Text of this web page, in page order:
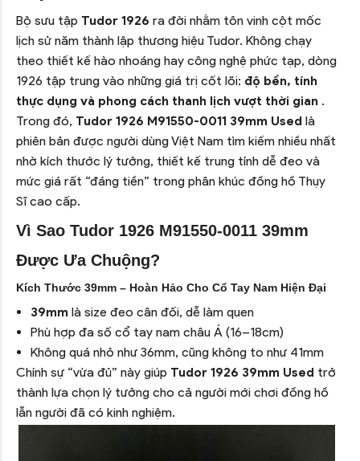
Bộ sưu tập Tudor 1926 ra đời nhằm tôn vinh cột mốc
lịch sử năm thành lập thương hiệu Tudor. Không chạy
theo thiết kế hào nhoáng hay công nghệ phức tạp, dòng
1926 tập trung vào những giá trị cốt lõi: độ bền, tính
thực dụng và phong cách thanh lịch vượt thời gian .
Trong đó, Tudor 1926 M91550-0011 39mm Used là
phiên bản được người dùng Việt Nam tìm kiếm nhiều nhất
nhờ kích thước lý tưởng, thiết kế trung tính dễ đeo và
mức giá rất “đáng tiền” trong phân khúc đồng hồ Thụy
Sĩ cao cấp.
Vì Sao Tudor 1926 M91550-0011 39mm
Được Ưa Chuộng?
Kích Thước 39mm – Hoàn Hảo Cho Cổ Tay Nam Hiện Đại
39mm là size đeo cân đối, dễ làm quen
Phù hợp đa số cổ tay nam châu Á (16–18cm)
Không quá nhỏ như 36mm, cũng không to như 41mm
Chính sự “vừa đủ” này giúp Tudor 1926 39mm Used trở
thành lựa chọn lý tưởng cho cả người mới chơi đồng hồ
lẫn người đã có kinh nghiệm.